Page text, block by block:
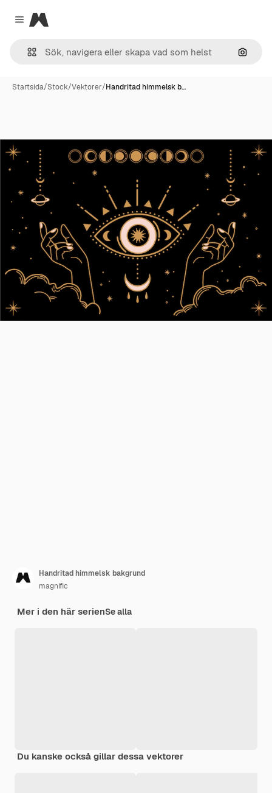
Close menu
Magnific
Sök
Startsida/Stock/Vektorer/Handritad himmelsk b…
Handritad himmelsk bakgrund
magnific
Mer i den här serienSe alla
Du kanske också gillar dessa vektorer